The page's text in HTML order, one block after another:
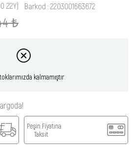
22Y) Barkod : 2203001663672
₺
kalmamıştır.
Peşin Fiyatına
Taksit